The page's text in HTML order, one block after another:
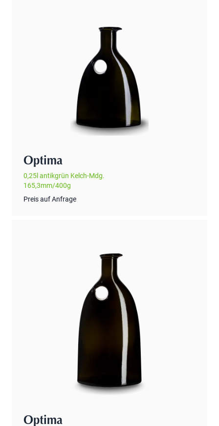
Optima
0,25l antikgrün Kelch-Mdg.
165,3mm/400g
Preis auf Anfrage
Optima